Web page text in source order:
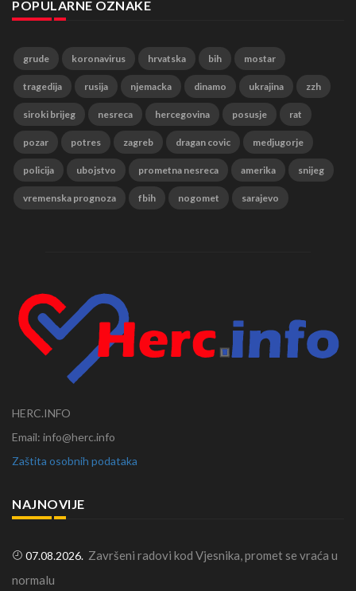
POPULARNE OZNAKE
grude koronavirus hrvatska bih mostar
tragedija rusija njemacka dinamo ukrajina zzh
siroki brijeg nesreca hercegovina posusje rat
pozar potres zagreb dragan covic medjugorje
policija ubojstvo prometna nesreca amerika snijeg
vremenska prognoza fbih nogomet sarajevo
HERC.INFO
Email: info@herc.info
Zaštita osobnih podataka
NAJNOVIJE
07.08.2026. Završeni radovi kod Vjesnika, promet se vraća u
normalu